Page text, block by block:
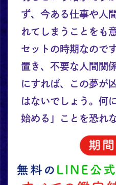
ず、今ある仕事や人
れてしまうことをも
セットの時期なので
置き、不要な人間関
にすれば、この夢が
はないでしょう。何
始める」ことを恐れ